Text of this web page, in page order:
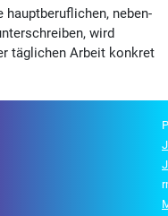
hauptberuflichen, neben-
wird
täglichen Arbeit konkret